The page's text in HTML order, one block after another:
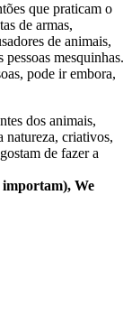
que praticam o
de armas,
de animais,
mesquinhas.
pode ir embora,
dos animais,
natureza, criativos,
de fazer a
importam), We